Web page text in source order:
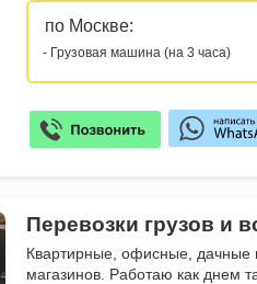
по Москве:
- Грузовая машина (на 3 часа)
Перевозки грузов и
Квартирные, офисные, дачные
магазинов. Работаю как днем